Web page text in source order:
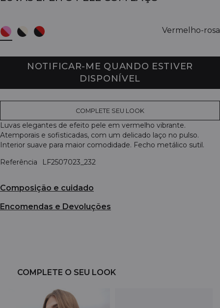
Vermelho-rosa
NOTIFICAR-ME QUANDO ESTIVER
DISPONÍVEL
COMPLETE SEU LOOK
Luvas elegantes de efeito pele em vermelho vibrante.
Atemporais e sofisticadas, com um delicado laço no pulso.
Interior suave para maior comodidade. Fecho metálico sutil.
Referência
LF2507023_232
Composição e cuidado
Encomendas e Devoluções
COMPLETE O SEU LOOK